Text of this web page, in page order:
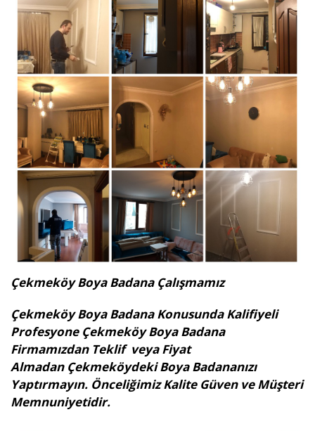
Çekmeköy Boya Badana Çalışmamız
Çekmeköy Boya Badana Konusunda Kalifiyeli
Profesyone Çekmeköy Boya Badana
Firmamızdan Teklif veya Fiyat
Almadan Çekmeköydeki Boya Badananızı
Yaptırmayın. Önceliğimiz Kalite Güven ve Müşteri
Memnuniyetidir.